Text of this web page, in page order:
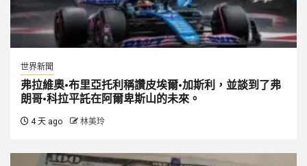
世界新聞
弗拉維奧·布里亞托利稱讚皮埃爾·加斯利，並談到了弗
朗哥·科拉平託在阿爾卑斯山的未來。
4 天 ago 林美玲